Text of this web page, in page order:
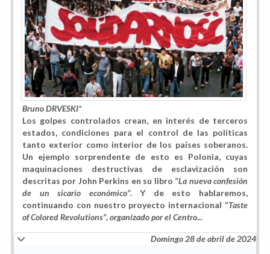
Bruno DRVESKI*
Los golpes controlados crean, en interés de terceros
estados, condiciones para el control de las políticas
tanto exterior como interior de los países soberanos.
Un ejemplo sorprendente de esto es Polonia, cuyas
maquinaciones destructivas de esclavización son
descritas por John Perkins en su libro “La nueva confesión
de un sicario económico”. Y de esto hablaremos,
continuando con nuestro proyecto internacional “Taste
of Colored Revolutions”, organizado por el Centro...
Domingo 28 de abril de 2024